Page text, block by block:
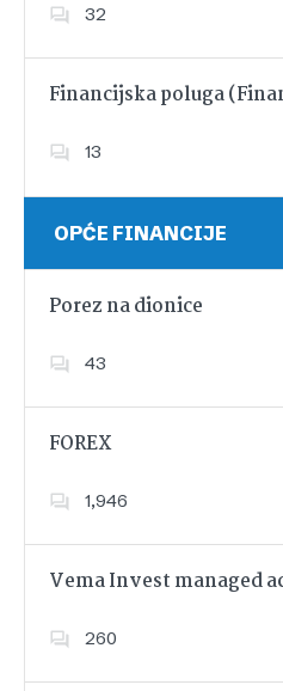
32
Financijska poluga
13
OPĆE FINANCIJE
Porez na dionice
43
FOREX
1,946
Vema Invest managed
260